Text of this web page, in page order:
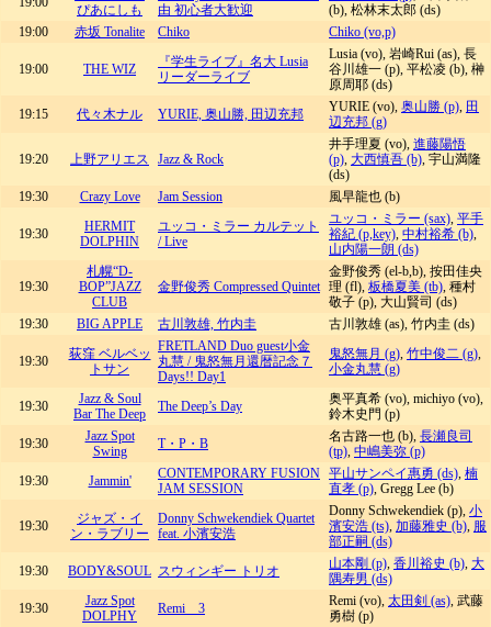
ぴあにしも
由 初心者大歓迎
(b), 松林末太郎 (ds)
19:00
赤坂 Tonalite Chiko Chiko (vo,p)
19:00 THE WIZ
『学生ライブ』名大 Lusia
リーダーライブ
Lusia (vo), 岩崎Rui (as), 長
谷川雄一 (p), 平松凌 (b), 榊
原周耶 (ds)
19:15
代々木ナル YURIE, 奥山勝, 田辺充邦 YURIE (vo), 奥山勝 (p), 田
辺充邦 (g)
19:20 上野アリエス Jazz & Rock
井手理夏 (vo), 進藤陽悟
(p), 大西慎吾 (b), 宇山満隆
(ds)
19:30
Crazy Love Jam Session 風早龍也 (b)
19:30
HERMIT
DOLPHIN
ユッコ・ミラー カルテット
/ Live
ユッコ・ミラー (sax), 平手
裕紀 (p,key), 中村裕希 (b),
山内陽一朗 (ds)
19:30
札幌“D-
BOP”JAZZ
CLUB
金野俊秀 Compressed Quintet
金野俊秀 (el-b,b), 按田佳央
理 (fl), 板橋夏美 (tb), 種村
敬子 (p), 大山賢司 (ds)
19:30
BIG APPLE 古川敦雄, 竹内圭 古川敦雄 (as), 竹内圭 (ds)
19:30
荻窪 ベルベッ
トサン
FRETLAND Duo guest小金
丸慧 / 鬼怒無月還暦記念７
Days!! Day1
鬼怒無月 (g), 竹中俊二 (g),
小金丸慧 (g)
19:30
Jazz & Soul
Bar The Deep
The Deep’s Day
奥平真希 (vo), michiyo (vo),
鈴木史門 (p)
19:30
Jazz Spot
Swing
T・P・B 名古路一也 (b), 長瀬良司
(tp), 中嶋美弥 (p)
19:30
Jammin'
CONTEMPORARY FUSION
JAM SESSION
平山サンペイ惠勇 (ds), 楠
直孝 (p), Gregg Lee (b)
19:30
ジャズ・イ
ン・ラブリー
Donny Schwekendiek Quartet
feat. 小濱安浩
Donny Schwekendiek (p), 小
濱安浩 (ts), 加藤雅史 (b), 服
部正嗣 (ds)
19:30
BODY&SOUL スウィンギー トリオ 山本剛 (p), 香川裕史 (b), 大
隅寿男 (ds)
19:30
Jazz Spot
DOLPHY
Remi 3 Remi (vo), 太田剣 (as), 武藤
勇樹 (p)